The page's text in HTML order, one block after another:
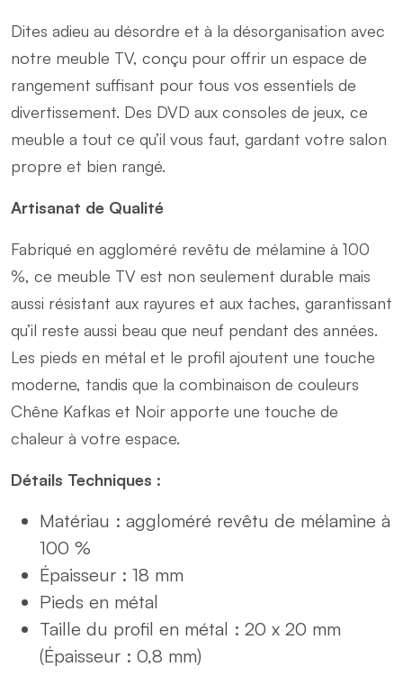
Dites adieu au désordre et à la désorganisation avec
notre meuble TV, conçu pour offrir un espace de
rangement suffisant pour tous vos essentiels de
divertissement. Des DVD aux consoles de jeux, ce
meuble a tout ce qu’il vous faut, gardant votre salon
propre et bien rangé.
Artisanat de Qualité
Fabriqué en aggloméré revêtu de mélamine à 100
%, ce meuble TV est non seulement durable mais
aussi résistant aux rayures et aux taches, garantissant
qu’il reste aussi beau que neuf pendant des années.
Les pieds en métal et le profil ajoutent une touche
moderne, tandis que la combinaison de couleurs
Chêne Kafkas et Noir apporte une touche de
chaleur à votre espace.
Détails Techniques :
Matériau : aggloméré revêtu de mélamine à
100 %
Épaisseur : 18 mm
Pieds en métal
Taille du profil en métal : 20 x 20 mm
(Épaisseur : 0,8 mm)